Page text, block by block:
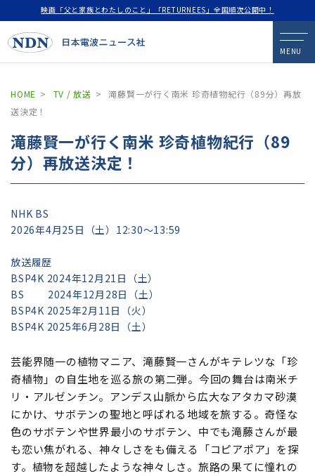
映画「父と家族とわたしのこと」「RETURNEES」全国順次公開中！
MENU
HOME TV / 放送
滝藤賢一が行く南米 珍奇植物紀行（89分）再放
送決定！
滝藤賢一が行く南米 珍奇植物紀行（89
分）再放送決定！
NHK BS
2026年4月25日（土）12:30～13:59
放送履歴
BSP4K 2024年12月21日（土）
BS 2024年12月28日（土）
BSP4K 2025年2月11日（火）
BSP4K 2025年6月28日（土）
芸能界随一の植物マニア、滝藤賢一さんがキテレツな「珍
奇植物」の自生地を巡る旅の第二弾。今回の舞台は南米チ
リ・アルゼンチン。アンデス山脈から広大なアタカマ砂漠
にかけ、サボテンの聖地と呼ばれる地域を旅する。奇怪な
色のサボテンや世界最小のサボテン、中でも滝藤さんが最
も恋い焦がれる、神々しさをも備える「コピアポア」を探
す。植物を超越したような神々しさ。旅路の果てに憧れの